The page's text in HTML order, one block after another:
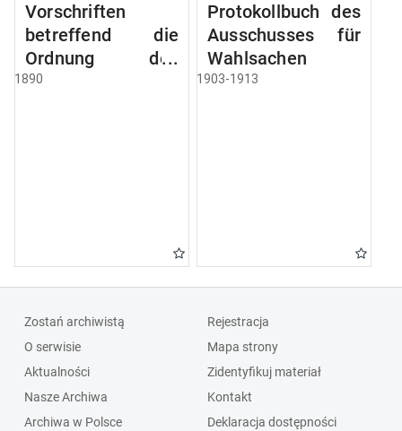
Vorschriften
betreffend die
Ordnung des
Geschäftsganges
1890
Protokollbuch des
Ausschusses für
Wahlsachen
1903-1913
Zostań archiwistą
O serwisie
Aktualności
Nasze Archiwa
Archiwa w Polsce
Rejestracja
Mapa strony
Zidentyfikuj materiał
Kontakt
Deklaracja dostępności